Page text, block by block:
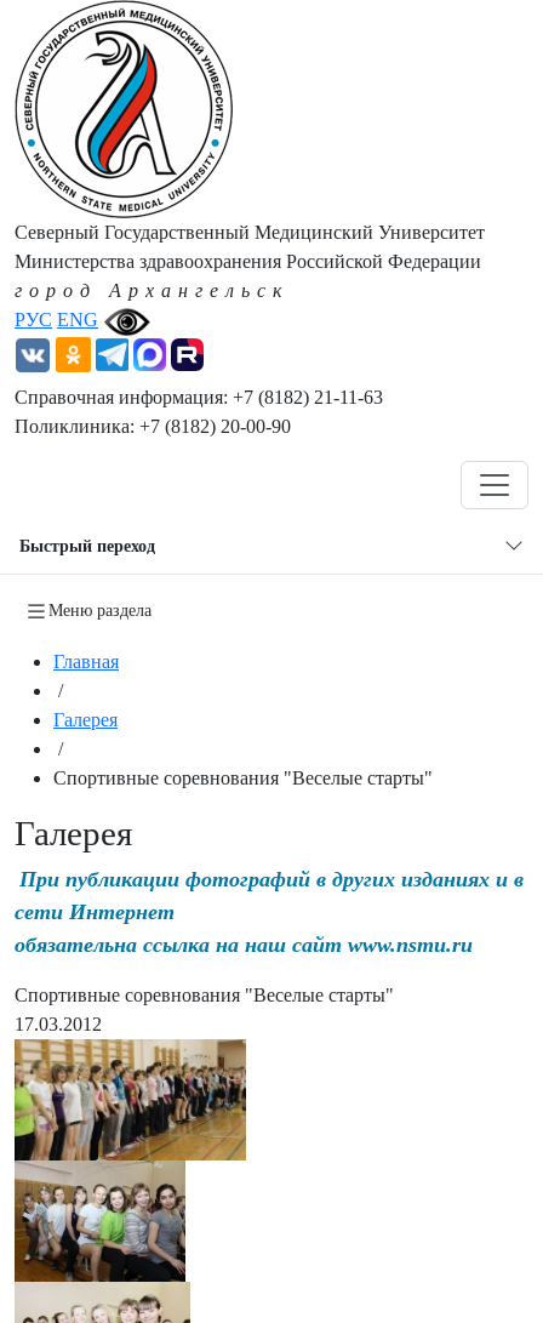
РУС ENG
Северный Государственный Медицинский Университет
Министерства здравоохранения Российской Федерации
город Архангельск
Справочная информация: +7 (8182) 21-11-63
Поликлиника: +7 (8182) 20-00-90
Быстрый переход
Меню раздела
Главная
/
Галерея
/
Спортивные соревнования "Веселые старты"
Галерея
При публикации фотографий в других изданиях и в
сети Интернет
обязательна ссылка на наш сайт www.nsmu.ru
Спортивные соревнования "Веселые старты"
17.03.2012